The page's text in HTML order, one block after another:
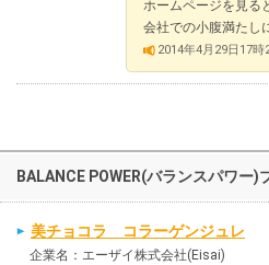
ホームページを見る
会社での小腹満たし
2014年4月29日17時
BALANCE POWER(バランスパワ
美チョコラ コラーゲンジュレ
企業名：エーザイ株式会社(Eisai)